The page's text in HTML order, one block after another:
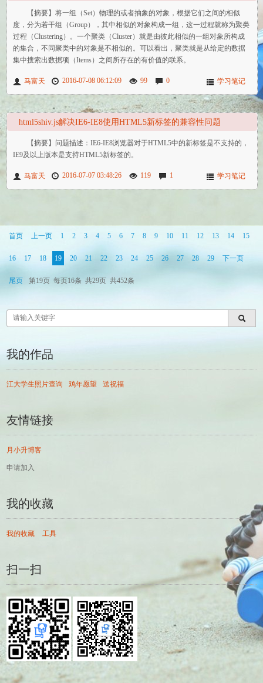
【摘要】将一组（Set）物理的或者抽象的对象，根据它们之间的相似
度，分为若干组（Group），其中相似的对象构成一组，这一过程就称为聚类
过程（Clustering）。一个聚类（Cluster）就是由彼此相似的一组对象所构成
的集合，不同聚类中的对象是不相似的。可以看出，聚类就是从给定的数据
集中搜索出数据项（Items）之间所存在的有价值的联系。
2016-07-08 06:12:09 99 0 学习笔记
马富天
html5shiv.js解决IE6-IE8使用HTML5新标签的兼容性问题
【摘要】问题描述：IE6-IE8浏览器对于HTML5中的新标签是不支持的，
IE9及以上版本是支持HTML5新标签的。
2016-07-07 03:48:26 119 1 学习笔记
马富天
首页 上一页 1 2 3 4 5 6 7 8 9 10 11 12 13 14 15
16 17 18 19 20 21 22 23 24 25 26 27 28 29 下一页
尾页 第19页 每页16条 共29页 共452条
我的作品
江大学生照片查询 鸡年愿望 送祝福
友情链接
月小升博客
申请加入
我的收藏
我的收藏 工具
扫一扫